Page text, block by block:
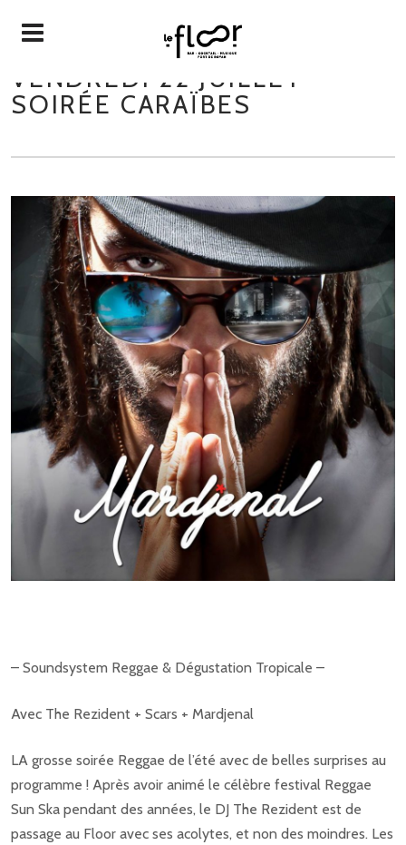
VENDREDI 22 JUILLET –
SOIRÉE CARAÏBES
– Soundsystem Reggae & Dégustation Tropicale –
Avec The Rezident + Scars + Mardjenal
LA grosse soirée Reggae de l’été avec de belles surprises au
programme ! Après avoir animé le célèbre festival Reggae
Sun Ska pendant des années, le DJ The Rezident est de
passage au Floor avec ses acolytes, et non des moindres. Les